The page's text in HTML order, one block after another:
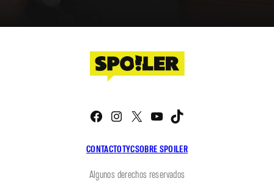
CONTACTOTYCSOBRE SPOILER
Facebook
Instagram
X YouTube
Algunos derechos reservados